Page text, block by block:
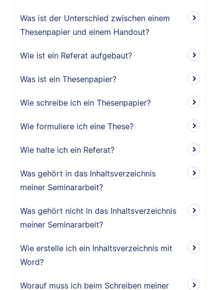
Was ist der Unterschied zwischen einem
Thesenpapier und einem Handout?
Wie ist ein Referat aufgebaut?
Was ist ein Thesenpapier?
Wie schreibe ich ein Thesenpapier?
Wie formuliere ich eine These?
Wie halte ich ein Referat?
Was gehört in das Inhaltsverzeichnis
meiner Seminararbeit?
Was gehört nicht in das Inhaltsverzeichnis
meiner Seminararbeit?
Wie erstelle ich ein Inhaltsverzeichnis mit
Word?
Worauf muss ich beim Schreiben meiner